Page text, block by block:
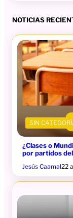
NOTICIAS
SIN
¿Clases o
por partidos
Jesús Caamal22